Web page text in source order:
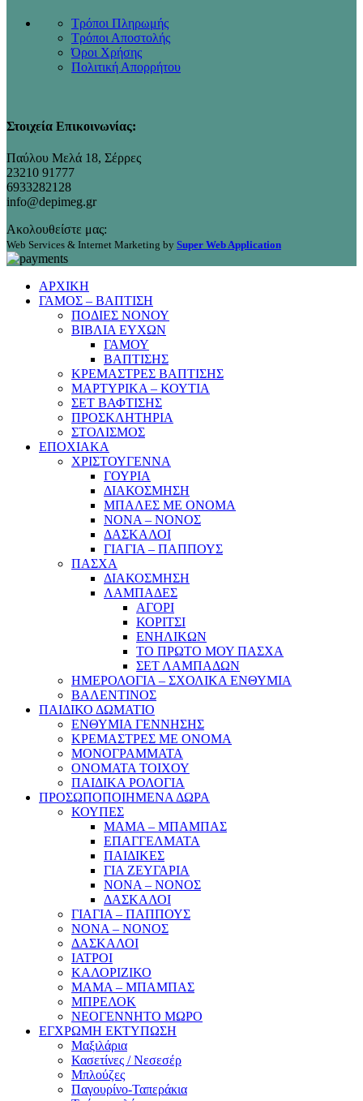
Τρόποι Πληρωμής
Τρόποι Αποστολής
Όροι Χρήσης
Πολιτική Απορρήτου
Στοιχεία Επικοινωνίας:
Παύλου Μελά 18, Σέρρες
23210 91777
6933282128
info@depimeg.gr
Ακολουθείστε μας:
Web Services & Internet Marketing by Super Web Application
ΑΡΧΙΚΗ
ΓΑΜΟΣ – ΒΑΠΤΙΣΗ
ΠΟΔΙΕΣ ΝΟΝΟΥ
ΒΙΒΛΙΑ ΕΥΧΩΝ
ΓΑΜΟΥ
ΒΑΠΤΙΣΗΣ
ΚΡΕΜΑΣΤΡΕΣ ΒΑΠΤΙΣΗΣ
ΜΑΡΤΥΡΙΚΑ – ΚΟΥΤΙΑ
ΣΕΤ ΒΑΦΤΙΣΗΣ
ΠΡΟΣΚΛΗΤΗΡΙΑ
ΣΤΟΛΙΣΜΟΣ
ΕΠΟΧΙΑΚΑ
ΧΡΙΣΤΟΥΓΕΝΝΑ
ΓΟΥΡΙΑ
ΔΙΑΚΟΣΜΗΣΗ
ΜΠΑΛΕΣ ΜΕ ΟΝΟΜΑ
ΝΟΝΑ – ΝΟΝΟΣ
ΔΑΣΚΑΛΟΙ
ΓΙΑΓΙΑ – ΠΑΠΠΟΥΣ
ΠΑΣΧΑ
ΔΙΑΚΟΣΜΗΣΗ
ΛΑΜΠΑΔΕΣ
ΑΓΟΡΙ
ΚΟΡΙΤΣΙ
ΕΝΗΛΙΚΩΝ
ΤΟ ΠΡΩΤΟ ΜΟΥ ΠΑΣΧΑ
ΣΕΤ ΛΑΜΠΑΔΩΝ
ΗΜΕΡΟΛΟΓΙΑ – ΣΧΟΛΙΚΑ ΕΝΘΥΜΙΑ
ΒΑΛΕΝΤΙΝΟΣ
ΠΑΙΔΙΚΟ ΔΩΜΑΤΙΟ
ΕΝΘΥΜΙΑ ΓΕΝΝΗΣΗΣ
ΚΡΕΜΑΣΤΡΕΣ ΜΕ ΟΝΟΜΑ
ΜΟΝΟΓΡΑΜΜΑΤΑ
ΟΝΟΜΑΤΑ ΤΟΙΧΟΥ
ΠΑΙΔΙΚΑ ΡΟΛΟΓΙΑ
ΠΡΟΣΩΠΟΠΟΙΗΜΕΝΑ ΔΩΡΑ
ΚΟΥΠΕΣ
ΜΑΜΑ – ΜΠΑΜΠΑΣ
ΕΠΑΓΓΕΛΜΑΤΑ
ΠΑΙΔΙΚΕΣ
ΓΙΑ ΖΕΥΓΑΡΙΑ
ΝΟΝΑ – ΝΟΝΟΣ
ΔΑΣΚΑΛΟΙ
ΓΙΑΓΙΑ – ΠΑΠΠΟΥΣ
ΝΟΝΑ – ΝΟΝΟΣ
ΔΑΣΚΑΛΟΙ
ΙΑΤΡΟΙ
ΚΑΛΟΡΙΖΙΚΟ
ΜΑΜΑ – ΜΠΑΜΠΑΣ
ΜΠΡΕΛΟΚ
ΝΕΟΓΕΝΝΗΤΟ ΜΩΡΟ
ΕΓΧΡΩΜΗ ΕΚΤΥΠΩΣΗ
Μαξιλάρια
Κασετίνες / Νεσεσέρ
Μπλούζες
Παγουρίνο-Ταπεράκια